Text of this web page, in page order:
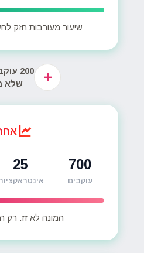
שיעור מעורבות חזק
200 עוקבים קנויים
שלא
700
עוקבים
25
המונה לא זז. רק